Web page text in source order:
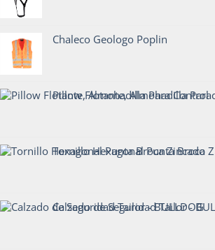
Chaleco Geologo Poplin
Pillow Flotante, Almohadilla Para Control de Derrame en Agua - CrunchOil
Tornillo Hexagonal Punta Broca Zincado
Calzado de Seguridad Tailor - BULLDOG